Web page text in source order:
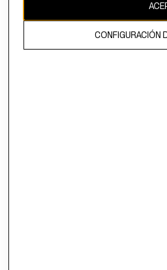
El contenido de esta página web está
CONFIGURACIÓN